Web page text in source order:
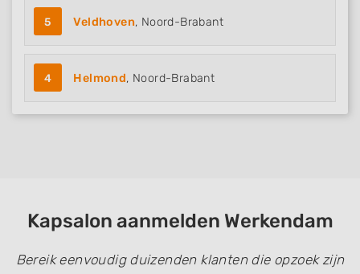
5 Veldhoven, Noord-Brabant
4 Helmond, Noord-Brabant
Kapsalon aanmelden Werkendam
Bereik eenvoudig duizenden klanten die opzoek zijn